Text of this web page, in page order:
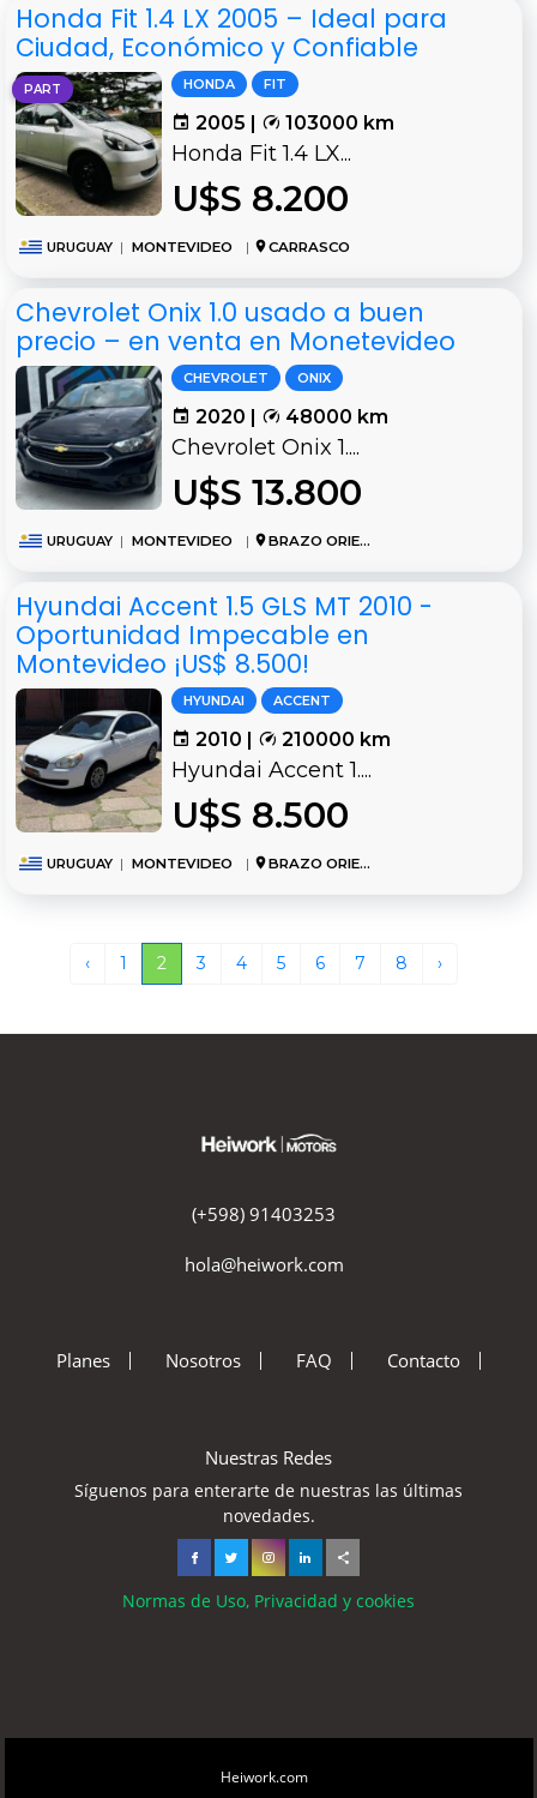
Honda Fit 1.4 LX 2005 – Ideal para
Ciudad, Económico y Confiable
PART HONDA FIT
2005 | 103000 km
Honda Fit 1.4 LX...
U$S 8.200
URUGUAY | MONTEVIDEO | CARRASCO
Chevrolet Onix 1.0 usado a buen
precio – en venta en Monetevideo
CHEVROLET ONIX
2020 | 48000 km
Chevrolet Onix 1....
U$S 13.800
URUGUAY | MONTEVIDEO | BRAZO ORIENTAL
Hyundai Accent 1.5 GLS MT 2010 -
Oportunidad Impecable en
Montevideo ¡US$ 8.500!
HYUNDAI ACCENT
2010 | 210000 km
Hyundai Accent 1....
U$S 8.500
URUGUAY | MONTEVIDEO | BRAZO ORIENTAL
‹ 1 2 3 4 5 6 7 8 ›
(+598) 91403253
hola@heiwork.com
Planes Nosotros FAQ Contacto
Nuestras Redes
Síguenos para enterarte de nuestras las últimas
novedades.
Normas de Uso, Privacidad y cookies
Heiwork.com